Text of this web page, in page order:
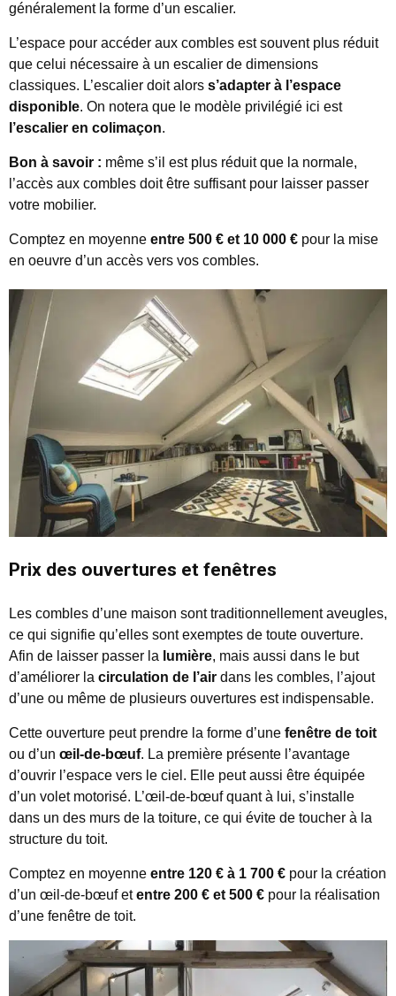
généralement la forme d’un escalier.
L’espace pour accéder aux combles est souvent plus réduit
que celui nécessaire à un escalier de dimensions
classiques. L’escalier doit alors s’adapter à l’espace
disponible. On notera que le modèle privilégié ici est
l’escalier en colimaçon.
Bon à savoir : même s’il est plus réduit que la normale,
l’accès aux combles doit être suffisant pour laisser passer
votre mobilier.
Comptez en moyenne entre 500 € et 10 000 € pour la mise
en oeuvre d’un accès vers vos combles.
Prix des ouvertures et fenêtres
Les combles d’une maison sont traditionnellement aveugles,
ce qui signifie qu’elles sont exemptes de toute ouverture.
Afin de laisser passer la lumière, mais aussi dans le but
d’améliorer la circulation de l’air dans les combles, l’ajout
d’une ou même de plusieurs ouvertures est indispensable.
Cette ouverture peut prendre la forme d’une fenêtre de toit
ou d’un œil-de-bœuf. La première présente l’avantage
d’ouvrir l’espace vers le ciel. Elle peut aussi être équipée
d’un volet motorisé. L’œil-de-bœuf quant à lui, s’installe
dans un des murs de la toiture, ce qui évite de toucher à la
structure du toit.
Comptez en moyenne entre 120 € à 1 700 € pour la création
d’un œil-de-bœuf etentre 200 € et 500 € pour la réalisation
d’une fenêtre de toit.